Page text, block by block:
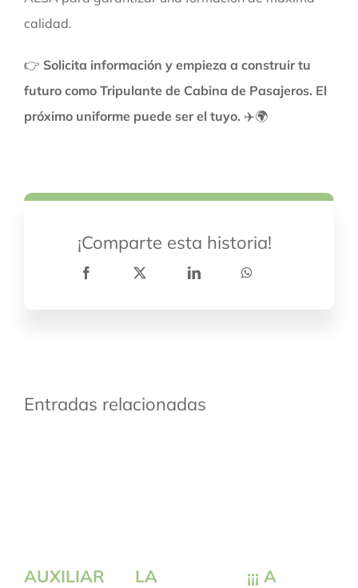
calidad.
👉 Solicita información y empieza a construir tu
futuro como Tripulante de Cabina de Pasajeros. El
próximo uniforme puede ser el tuyo. ✈️🌍
¡Comparte esta historia!
Entradas relacionadas
AUXILIAR
LA
¡¡¡ A